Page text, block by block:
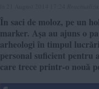
În saci de moloz, pe un
marker. Aşa au ajuns o
arheologi în timpul
personal suficient pentru
care trece printr-o nouă